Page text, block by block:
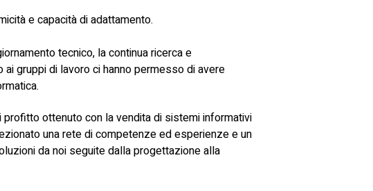
e capacità di adattamento.
tecnico, la continua ricerca e
gruppi di lavoro ci hanno permesso di avere
ottenuto con la vendita di sistemi informativi
una rete di competenze ed esperienze e un
da noi seguite dalla progettazione alla